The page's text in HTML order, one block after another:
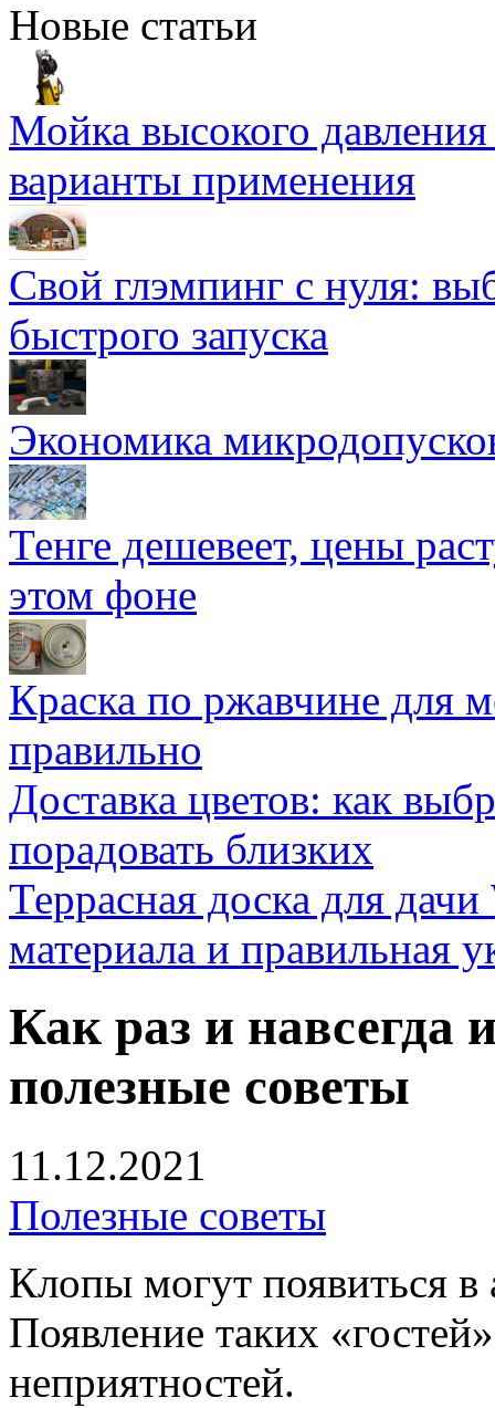
Новые статьи
Мойка высокого
варианты применения
Свой глэмпинг с нуля:
быстрого запуска
Экономика
Тенге дешевеет, цены
этом фоне
Краска по ржавчине для
правильно
Доставка цветов: как
порадовать близких
Террасная доска для
материала и правильная
Как раз и навсегда
полезные советы
11.12.2021
Полезные советы
Клопы могут появиться
Появление таких
неприятностей.